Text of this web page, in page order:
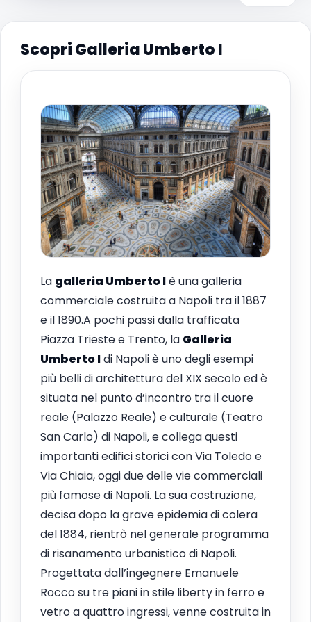
Scopri Galleria Umberto I
La galleria Umberto Iè una galleria
commerciale costruita a Napoli tra il 1887
e il 1890.A pochi passi dalla trafficata
Piazza Trieste e Trento, la Galleria
Umberto Idi Napoli è uno degli esempi
più belli di architettura del XIX secolo ed è
situata nel punto d’incontro tra il cuore
reale (Palazzo Reale) e culturale (Teatro
San Carlo) di Napoli, e collega questi
importanti edifici storici con Via Toledo e
Via Chiaia, oggi due delle vie commerciali
più famose di Napoli. La sua costruzione,
decisa dopo la grave epidemia di colera
del 1884, rientrò nel generale programma
di risanamento urbanistico di Napoli.
Progettata dall’ingegnere Emanuele
Rocco su tre piani in stile liberty in ferro e
vetro a quattro ingressi, venne costruita in